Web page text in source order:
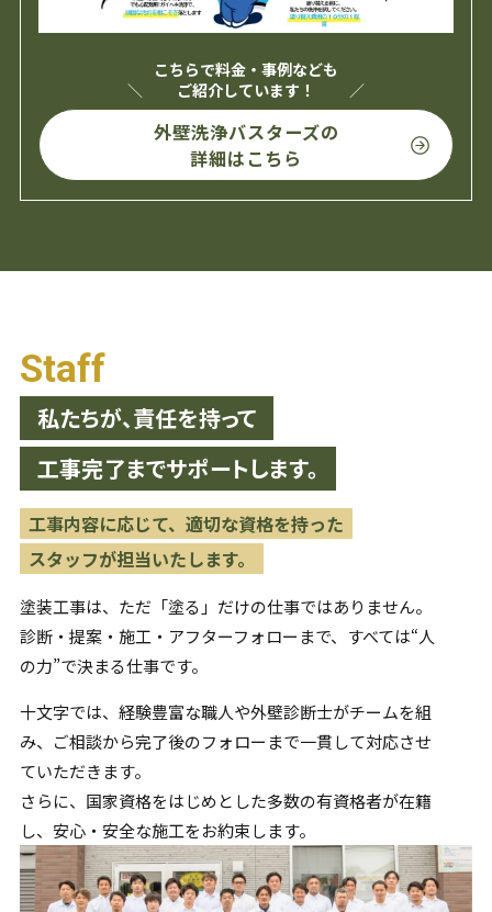
こちらで料金・事例なども
ご紹介しています！
外壁洗浄バスターズの
詳細はこちら
Staff
私たちが、責任を持って
工事完了までサポートします。
工事内容に応じて、適切な資格を持った
スタッフが担当いたします。
塗装工事は、ただ「塗る」だけの仕事ではありません。
診断・提案・施工・アフターフォローまで、すべては“人
の力”で決まる仕事です。
十文字では、経験豊富な職人や外壁診断士がチームを組
み、 ご相談から完了後のフォローまで一貫して対応させ
ていただきます。
さらに、国家資格をはじめとした多数の有資格者が在籍
し、 安心・安全な施工をお約束します。